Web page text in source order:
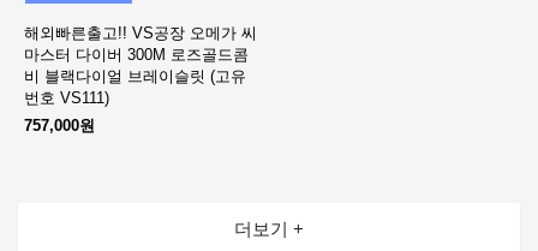
해외빠른출고!! VS공장 오메가 씨
마스터 다이버 300M 로즈골드콤
비 블랙다이얼 브레이슬릿 (고유
번호 VS111)
757,000원
더보기 +